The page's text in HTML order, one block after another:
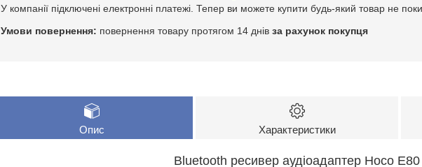
У компанії підключені електронні платежі. Тепер ви можете купити будь-який товар не
повернення товару протягом 14 днів за рахунок покупця
Опис Характеристики
Bluetooth ресивер аудіоадаптер Hoco E80